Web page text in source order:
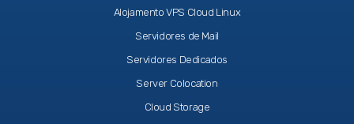
Alojamento VPS Cloud Linux
Servidores de Mail
Servidores Dedicados
Server Colocation
Cloud Storage